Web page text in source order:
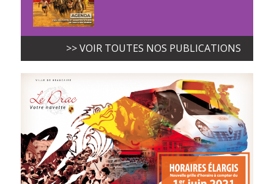
>> VOIR TOUTES NOS PUBLICATIONS